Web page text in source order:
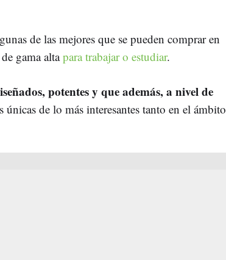
de las mejores que se pueden comprar en
gama altapara trabajar o estudiar.
potentes y que además, a nivel de
únicas de lo más interesantes tanto en el ámbito